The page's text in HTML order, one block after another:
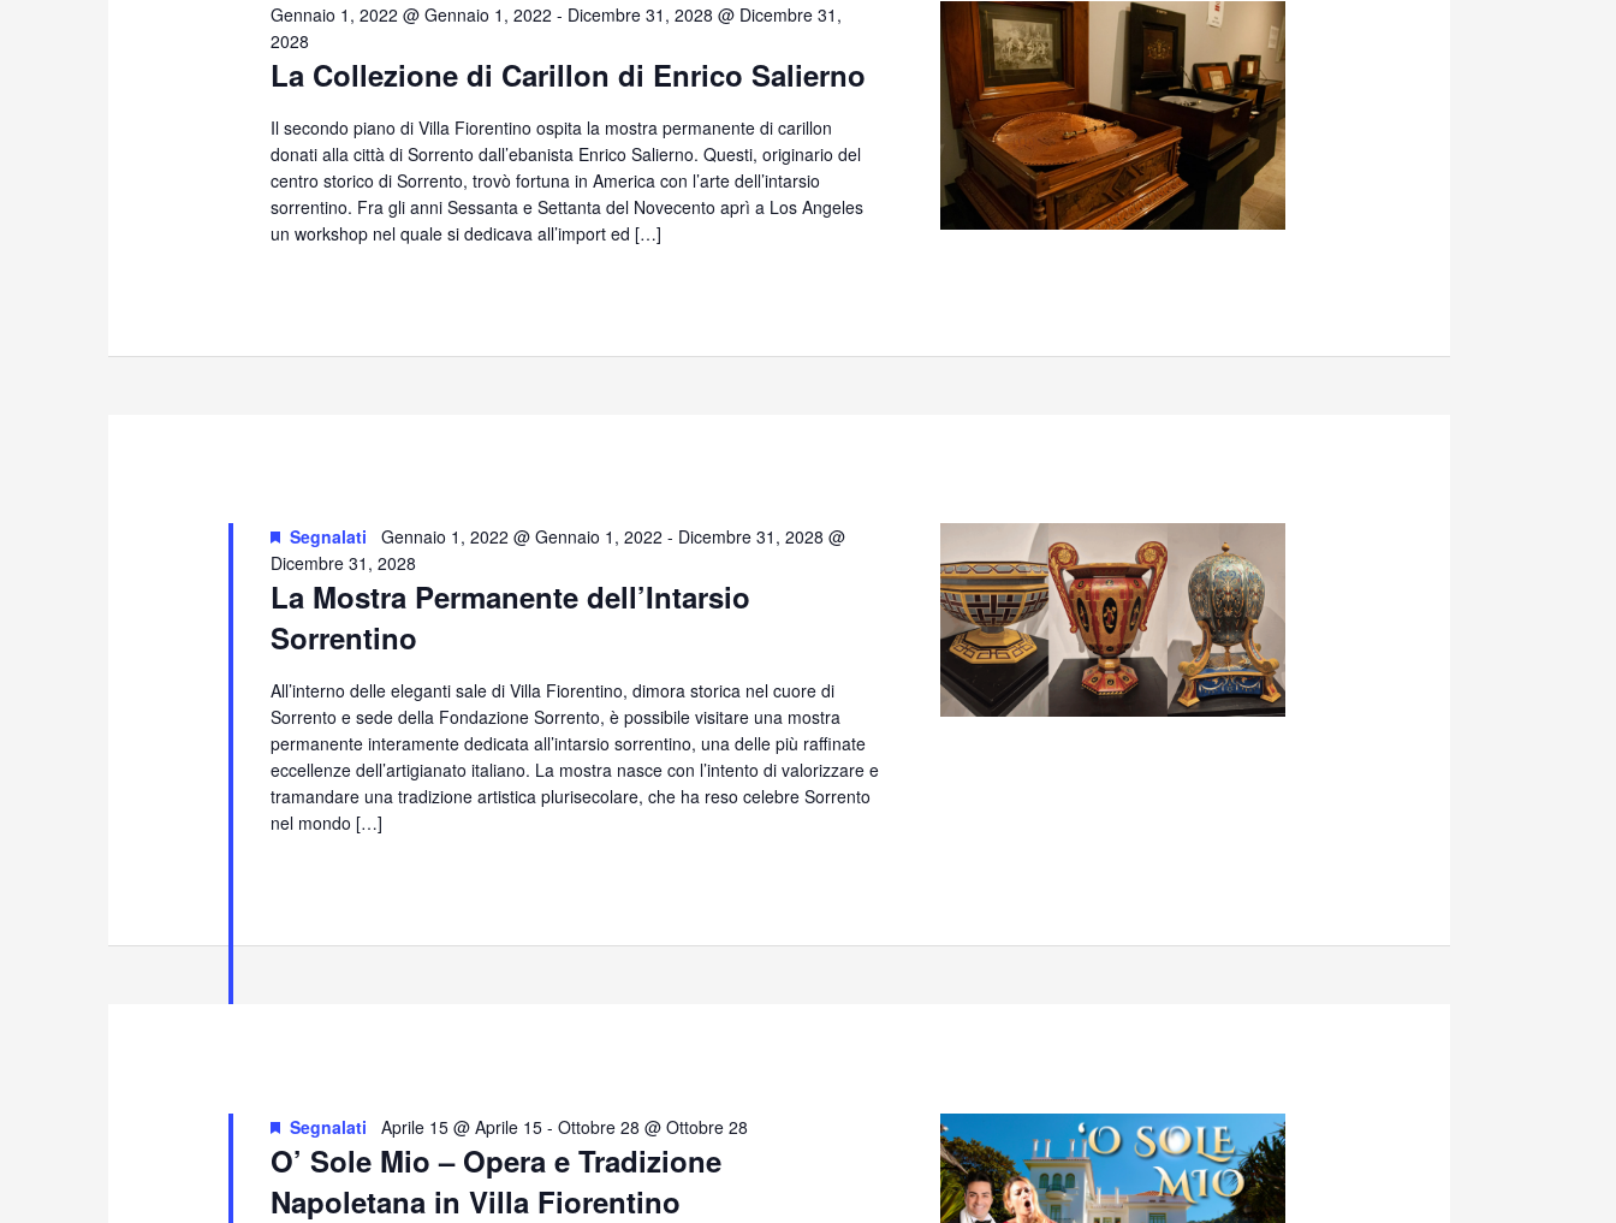
2026La Collezione di Carillon di Enrico Salierno
Gennaio 1, 2022 @ Gennaio 1, 2022 - Dicembre 31, 2028 @ Dicembre 31,
2028
Il secondo piano di Villa Fiorentino ospita la mostra permanente di carillon
donati alla città di Sorrento dall’ebanista Enrico Salierno. Questi, originario del
centro storico di Sorrento, trovò fortuna in America con l’arte dell’intarsio
sorrentino. Fra gli anni Sessanta e Settanta del Novecento aprì a Los Angeles
un workshop nel quale si dedicava all’import ed […]
La Mostra Permanente dell’Intarsio
Sorrentino
Segnalati Gennaio 1, 2022 @ Gennaio 1, 2022 - Dicembre 31, 2028 @
Dicembre 31, 2028
All’interno delle eleganti sale di Villa Fiorentino, dimora storica nel cuore di
Sorrento e sede della Fondazione Sorrento, è possibile visitare una mostra
permanente interamente dedicata all’intarsio sorrentino, una delle più raffinate
eccellenze dell’artigianato italiano. La mostra nasce con l’intento di valorizzare e
tramandare una tradizione artistica plurisecolare, che ha reso celebre Sorrento
nel mondo […]
O’ Sole Mio – Opera e Tradizione
Napoletana in Villa Fiorentino
Segnalati Aprile 15 @ Aprile 15 -Ottobre 28 @ Ottobre 28